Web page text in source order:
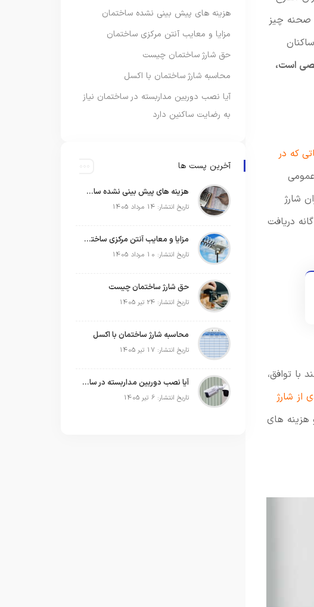
صحنه چیز
است،
که در
شارژ
دریافت
با توافق،
از شارژ
هزینه های
هزینه های پیش بینی نشده ساختمان
مزایا و معایب آنتن مرکزی ساختمان
حق شارژ ساختمان چیست
محاسبه شارژ ساختمان با اکسل
آیا نصب دوربین مداربسته در ساختمان نیاز
به رضایت ساکنین دارد
آخرین پست ها
هزینه های پیش بینی نشده ساختمان
تاریخ انتشار: 14 مرداد 1405
مزایا و معایب آنتن مرکزی ساختمان
تاریخ انتشار: 10 مرداد 1405
حق شارژ ساختمان چیست
تاریخ انتشار: 24 تیر 1405
محاسبه شارژ ساختمان با اکسل
تاریخ انتشار: 17 تیر 1405
آیا نصب دوربین مداربسته در ساختمان نیاز به رضایت ساکنین دارد
تاریخ انتشار: 6 تیر 1405